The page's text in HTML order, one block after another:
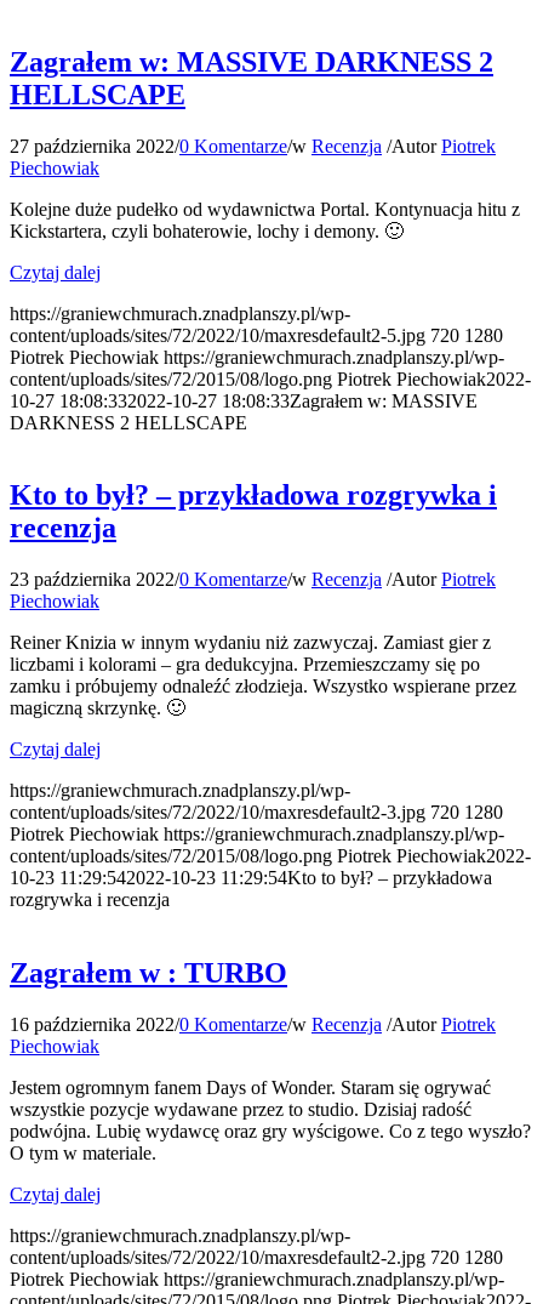
Zagrałem w: MASSIVE DARKNESS 2
HELLSCAPE
27 października 2022/0 Komentarze/w Recenzja /AutorPiotrek
Piechowiak
Kolejne duże pudełko od wydawnictwa Portal. Kontynuacja hitu z
Kickstartera, czyli bohaterowie, lochy i demony. 🙂
Czytaj dalej
https://graniewchmurach.znadplanszy.pl/wp-
content/uploads/sites/72/2022/10/maxresdefault2-5.jpg 720 1280
Piotrek Piechowiak https://graniewchmurach.znadplanszy.pl/wp-
content/uploads/sites/72/2015/08/logo.png Piotrek Piechowiak2022-
10-27 18:08:332022-10-27 18:08:33Zagrałem w: MASSIVE
DARKNESS 2 HELLSCAPE
Kto to był? – przykładowa rozgrywka i
recenzja
23 października 2022/0 Komentarze/w Recenzja /AutorPiotrek
Piechowiak
Reiner Knizia w innym wydaniu niż zazwyczaj. Zamiast gier z
liczbami i kolorami – gra dedukcyjna. Przemieszczamy się po
zamku i próbujemy odnaleźć złodzieja. Wszystko wspierane przez
magiczną skrzynkę. 🙂
Czytaj dalej
https://graniewchmurach.znadplanszy.pl/wp-
content/uploads/sites/72/2022/10/maxresdefault2-3.jpg 720 1280
Piotrek Piechowiak https://graniewchmurach.znadplanszy.pl/wp-
content/uploads/sites/72/2015/08/logo.png Piotrek Piechowiak2022-
10-23 11:29:542022-10-23 11:29:54Kto to był? – przykładowa
rozgrywka i recenzja
Zagrałem w : TURBO
16 października 2022/0 Komentarze/w Recenzja /AutorPiotrek
Piechowiak
Jestem ogromnym fanem Days of Wonder. Staram się ogrywać
wszystkie pozycje wydawane przez to studio. Dzisiaj radość
podwójna. Lubię wydawcę oraz gry wyścigowe. Co z tego wyszło?
O tym w materiale.
Czytaj dalej
https://graniewchmurach.znadplanszy.pl/wp-
content/uploads/sites/72/2022/10/maxresdefault2-2.jpg 720 1280
Piotrek Piechowiak https://graniewchmurach.znadplanszy.pl/wp-